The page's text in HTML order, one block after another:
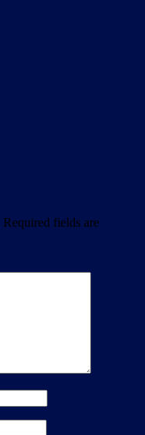
Required fields are